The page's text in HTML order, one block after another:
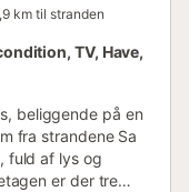
km til stranden
TV, Have,
beliggende på en
fra strandene Sa
fuld af lys og
er der tre